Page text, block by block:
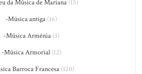
da Música de Mariana(15)
-Música antiga (16)
-Música Armênia(3)
-Música Armorial(12)
Barroca Francesa(120)